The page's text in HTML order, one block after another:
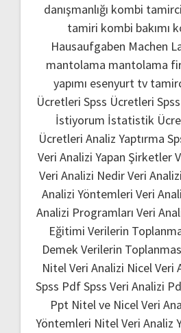
danışmanlığı kombi
tamiri kombi bakımı
Hausaufgaben Machen
mantolama mantolama
yapımı esenyurt tv
Ücretleri Spss Ücretleri
İstiyorum İstatistik
Ücretleri Analiz Yaptırma
Veri Analizi Yapan Şirketler
Veri Analizi NedirVeri
Analizi Yöntemleri Veri
Analizi Programları Veri
Eğitimi Verilerin
Demek Verilerin
Nitel Veri Analizi Nicel Veri
Spss PdfSpss Veri Analizi
Ppt Nitel ve Nicel Veri
Yöntemleri Nitel Veri Analiz